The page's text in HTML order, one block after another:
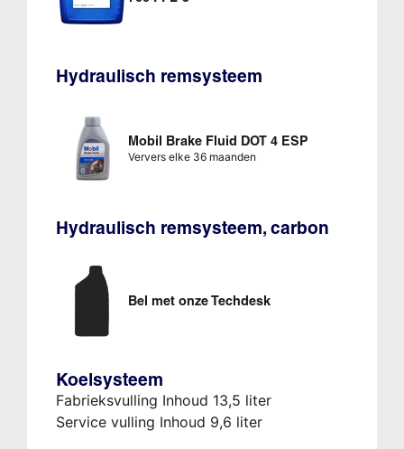
Hydraulisch remsysteem
Mobil Brake Fluid DOT 4 ESP
Ververs elke 36 maanden
Hydraulisch remsysteem, carbon
Bel met onze Techdesk
Koelsysteem
Fabrieksvulling Inhoud 13,5 liter
Service vulling Inhoud 9,6 liter